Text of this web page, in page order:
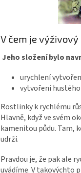
V čem je výživový
Jeho složení bylo
urychlení
vytvoření
Rostlinky k rychlému
Hlavně, když ve svém
kamenitou půdu. Tam,
udrží.
Pravdou je, že pak ale
uvádíme. V takovýchto